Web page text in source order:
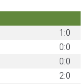
1:0
0:0
0:0
2:0